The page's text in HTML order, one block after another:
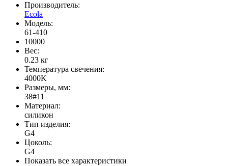
Производитель:
Ecola
Модель:
61-410
10000
Вес:
0.23 кг
Температура свечения:
4000K
Размеры, мм:
38#11
Материал:
силикон
Тип изделия:
G4
Цоколь:
G4
Показать все характеристики